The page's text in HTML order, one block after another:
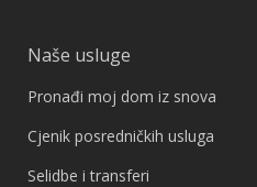
Naše usluge
Pronađi moj dom iz snova
Cjenik posredničkih usluga
Selidbe i transferi